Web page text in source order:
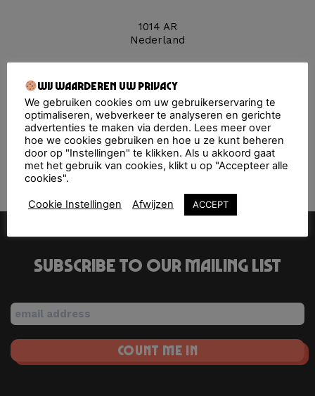
1014 AR
Nederland
Upcoming Events
<li>No events in this location</li>
Op Het Water Warehouse
Subscribe to our mailing list
Wij waarderen uw privacy
We gebruiken cookies om uw gebruikerservaring te
optimaliseren, webverkeer te analyseren en gerichte
advertenties te maken via derden. Lees meer over
hoe we cookies gebruiken en hoe u ze kunt beheren
door op "Instellingen" te klikken. Als u akkoord gaat
met het gebruik van cookies, klikt u op "Accepteer alle
cookies".
Cookie Instellingen Afwijzen ACCEPT